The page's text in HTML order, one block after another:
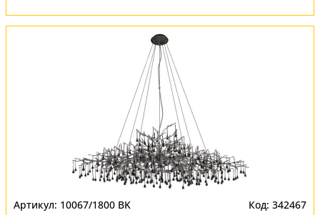
10067/1800 BK 342467